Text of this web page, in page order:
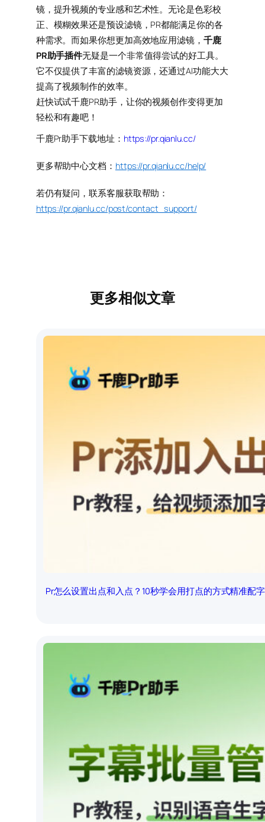
镜，提升视频的专业感和艺术性。无论是色彩校
正、模糊效果还是预设滤镜，PR都能满足你的各
种需求。而如果你想更加高效地应用滤镜， 千鹿
PR助手插件无疑是一个非常值得尝试的好工具。
它不仅提供了丰富的滤镜资源，还通过AI功能大大
提高了视频制作的效率。
赶快试试千鹿PR助手，让你的视频创作变得更加
轻松和有趣吧！
千鹿Pr助手下载地址： https://pr.qianlu.cc/
更多帮助中心文档： https://pr.qianlu.cc/help/
若仍有疑问，联系客服获取帮助：
https://pr.qianlu.cc/post/contact_support/
更多相似文章
Pr怎么设置出点和入点？10秒学会用打点的方式精准配